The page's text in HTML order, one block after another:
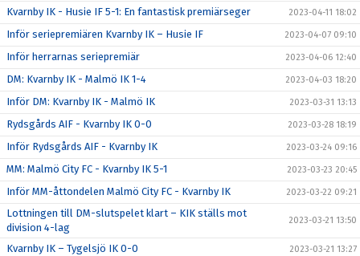
Kvarnby IK - Husie IF 5-1: En fantastisk premiärseger 2023-04-11 18:02
Inför seriepremiären Kvarnby IK – Husie IF 2023-04-07 09:10
Inför herrarnas seriepremiär 2023-04-06 12:40
DM: Kvarnby IK - Malmö IK 1-4 2023-04-03 18:20
Inför DM: Kvarnby IK - Malmö IK 2023-03-31 13:13
Rydsgårds AIF - Kvarnby IK 0-0 2023-03-28 18:19
Inför Rydsgårds AIF - Kvarnby IK 2023-03-24 09:16
MM: Malmö City FC - Kvarnby IK 5-1 2023-03-23 20:45
Inför MM-åttondelen Malmö City FC - Kvarnby IK 2023-03-22 09:21
Lottningen till DM-slutspelet klart – KIK ställs mot
division 4-lag
2023-03-21 13:50
Kvarnby IK – Tygelsjö IK 0-0 2023-03-21 13:27